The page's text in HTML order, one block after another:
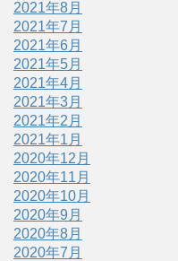
2021年8月
2021年7月
2021年6月
2021年5月
2021年4月
2021年3月
2021年2月
2021年1月
2020年12月
2020年11月
2020年10月
2020年9月
2020年8月
2020年7月